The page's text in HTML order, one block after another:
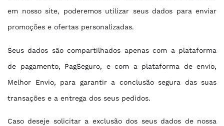
em nosso site, poderemos utilizar seus dados para enviar
promoções e ofertas personalizadas.
Seus dados são compartilhados apenas com a plataforma
de pagamento, PagSeguro, e com a plataforma de envio,
Melhor Envio, para garantir a conclusão segura das suas
transações e a entrega dos seus pedidos.
Caso deseje solicitar a exclusão dos seus dados de nossa